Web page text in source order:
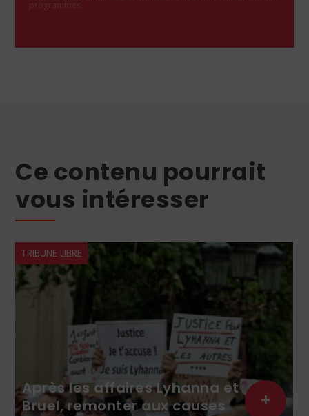
programmes.
Ce contenu pourrait
vous intéresser
TRIBUNE LIBRE
Après les affaires Lyhanna et
Bruel, remonter aux causes
+